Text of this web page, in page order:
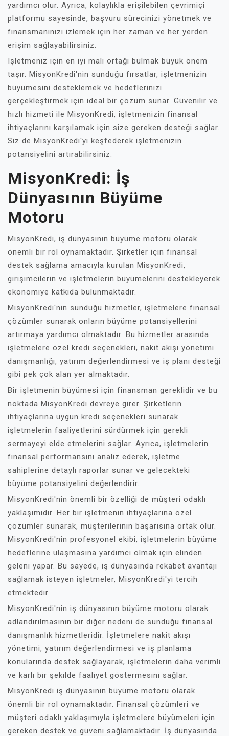
yardımcı olur. Ayrıca, kolaylıkla erişilebilen çevrimiçi
platformu sayesinde, başvuru sürecinizi yönetmek ve
finansmanınızı izlemek için her zaman ve her yerden
erişim sağlayabilirsiniz.
Işletmeniz için en iyi mali ortağı bulmak büyük önem
taşır. MisyonKredi'nin sunduğu fırsatlar, işletmenizin
büyümesini desteklemek ve hedeflerinizi
gerçekleştirmek için ideal bir çözüm sunar. Güvenilir ve
hızlı hizmeti ile MisyonKredi, işletmenizin finansal
ihtiyaçlarını karşılamak için size gereken desteği sağlar.
Siz de MisyonKredi'yi keşfederek işletmenizin
potansiyelini artırabilirsiniz.
MisyonKredi: İş
Dünyasının Büyüme
Motoru
MisyonKredi, iş dünyasının büyüme motoru olarak
önemli bir rol oynamaktadır. Şirketler için finansal
destek sağlama amacıyla kurulan MisyonKredi,
girişimcilerin ve işletmelerin büyümelerini destekleyerek
ekonomiye katkıda bulunmaktadır.
MisyonKredi'nin sunduğu hizmetler, işletmelere finansal
çözümler sunarak onların büyüme potansiyellerini
artırmaya yardımcı olmaktadır. Bu hizmetler arasında
işletmelere özel kredi seçenekleri, nakit akışı yönetimi
danışmanlığı, yatırım değerlendirmesi ve iş planı desteği
gibi pek çok alan yer almaktadır.
Bir işletmenin büyümesi için finansman gereklidir ve bu
noktada MisyonKredi devreye girer. Şirketlerin
ihtiyaçlarına uygun kredi seçenekleri sunarak
işletmelerin faaliyetlerini sürdürmek için gerekli
sermayeyi elde etmelerini sağlar. Ayrıca, işletmelerin
finansal performansını analiz ederek, işletme
sahiplerine detaylı raporlar sunar ve gelecekteki
büyüme potansiyelini değerlendirir.
MisyonKredi'nin önemli bir özelliği de müşteri odaklı
yaklaşımıdır. Her bir işletmenin ihtiyaçlarına özel
çözümler sunarak, müşterilerinin başarısına ortak olur.
MisyonKredi'nin profesyonel ekibi, işletmelerin büyüme
hedeflerine ulaşmasına yardımcı olmak için elinden
geleni yapar. Bu sayede, iş dünyasında rekabet avantajı
sağlamak isteyen işletmeler, MisyonKredi'yi tercih
etmektedir.
MisyonKredi'nin iş dünyasının büyüme motoru olarak
adlandırılmasının bir diğer nedeni de sunduğu finansal
danışmanlık hizmetleridir. İşletmelere nakit akışı
yönetimi, yatırım değerlendirmesi ve iş planlama
konularında destek sağlayarak, işletmelerin daha verimli
ve karlı bir şekilde faaliyet göstermesini sağlar.
MisyonKredi iş dünyasının büyüme motoru olarak
önemli bir rol oynamaktadır. Finansal çözümleri ve
müşteri odaklı yaklaşımıyla işletmelere büyümeleri için
gereken destek ve güveni sağlamaktadır. İş dünyasında